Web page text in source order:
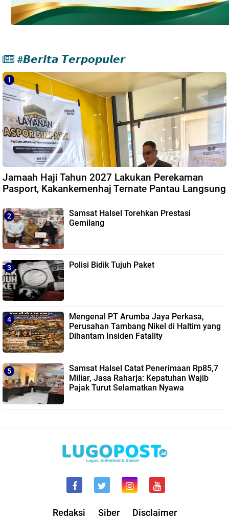
#𝘽𝙚𝙧𝙞𝙩𝙖 𝙏𝙚𝙧𝙥𝙤𝙥𝙪𝙡𝙚𝙧
Jamaah Haji Tahun 2027 Lakukan Perekaman
Pasport, Kakankemenhaj Ternate Pantau Langsung
Samsat Halsel Torehkan Prestasi
Gemilang
Polisi Bidik Tujuh Paket
Mengenal PT Arumba Jaya Perkasa,
Perusahan Tambang Nikel di Haltim yang
Dihantam Insiden Fatality
Samsat Halsel Catat Penerimaan Rp85,7
Miliar, Jasa Raharja: Kepatuhan Wajib
Pajak Turut Selamatkan Nyawa
Redaksi Siber Disclaimer